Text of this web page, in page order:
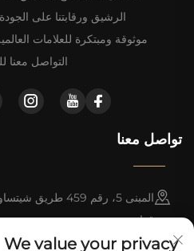
الرشيق ورقابتنا على
موثوقة ومبتكرة للعلامات
التواصل
تواصل معنا
المبنى 5، رقم 459
قوانغدونغ
We value your privacy